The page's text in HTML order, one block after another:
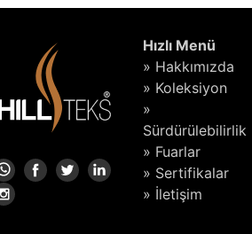
Hızlı Menü
» Hakkımızda
» Koleksiyon
»
Sürdürülebilirlik
» Fuarlar
» Sertifikalar
» İletişim